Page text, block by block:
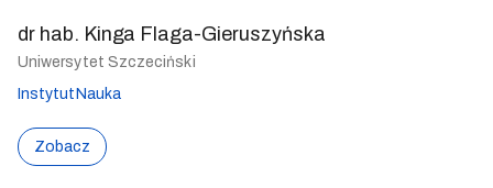
dr hab. Kinga Flaga-Gieruszyńska
Uniwersytet Szczeciński
Instytut Nauka
Zobacz